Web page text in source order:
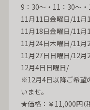
9：30～・11：30～
11月11日金曜日/11
11月18日金曜日/11
11月24日木曜日/11
11月27日日曜日/12
12月4日日曜日/
※12月4日以降ご希望
いませ。
★価格：￥11,000円（